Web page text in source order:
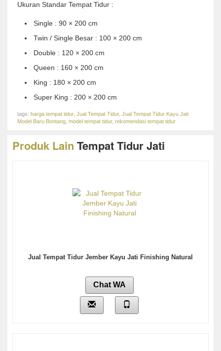
Ukuran Standar Tempat Tidur :
Single : 90 × 200 cm
Twin / Single Besar : 100 × 200 cm
Double : 120 × 200 cm
Queen : 160 × 200 cm
King : 180 × 200 cm
Super King : 200 × 200 cm
tags: harga tempat tidur, Jual Tempat Tidur, Jual Tempat Tidur Kayu Jati
Model Baru Bontang model tempat tidur, rekomendasi tempat tidur
Produk Lain Tempat Tidur Jati
Jual Tempat Tidur Jember Kayu Jati Finishing Natural
Chat WA